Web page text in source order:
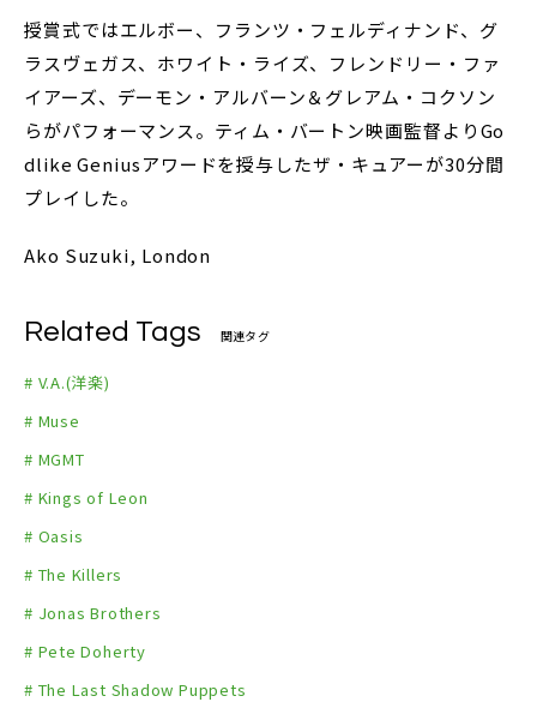
授賞式ではエルボー、フランツ・フェルディナンド、グ
ラスヴェガス、ホワイト・ライズ、フレンドリー・ファ
イアーズ、デーモン・アルバーン＆グレアム・コクソン
らがパフォーマンス。ティム・バートン映画監督よりGo
dlike Geniusアワードを授与したザ・キュアーが30分間
プレイした。
Ako Suzuki, London
Related Tags 関連タグ
# V.A.(洋楽)
# Muse
# MGMT
# Kings of Leon
# Oasis
# The Killers
# Jonas Brothers
# Pete Doherty
# The Last Shadow Puppets